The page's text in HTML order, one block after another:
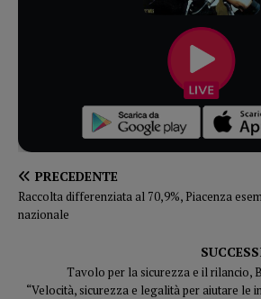
PRECEDENTE
Raccolta differenziata al 70,9%, Piacenza
nazionale
Tavolo per la sicurezza e il rilancio,
“Velocità, sicurezza e legalità per aiutare le